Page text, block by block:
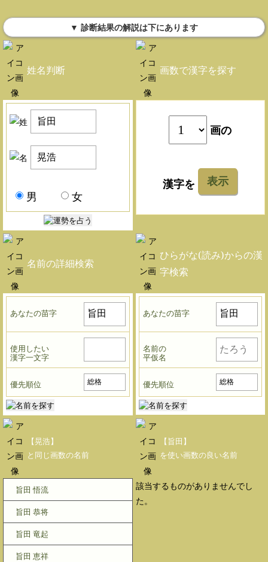
▼ 診断結果の解説は下にあります
姓名判断
男 女
画数で漢字を探す
画の
漢字を 表示
名前の詳細検索
あなたの苗字
使用したい
漢字一文字
優先順位
ひらがな(読み)からの漢
字検索
あなたの苗字
名前の
平仮名
優先順位
【晃浩】
と同じ画数の名前
旨田 悟流
旨田 恭将
旨田 竜起
旨田 恵祥
【旨田】
を使い画数の良い名前
該当するものがありませんでし
た。